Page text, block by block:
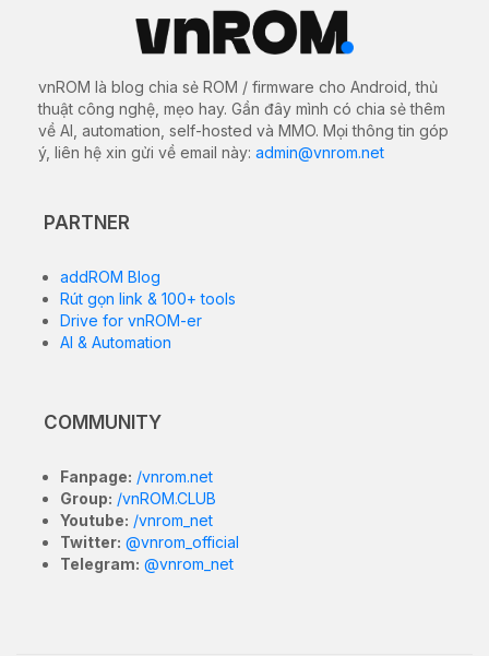
vnROM là blog chia sẻ ROM / firmware cho Android, thủ
thuật công nghệ, mẹo hay. Gần đây mình có chia sẻ thêm
về AI, automation, self-hosted và MMO. Mọi thông tin góp
ý, liên hệ xin gửi về email này: admin@vnrom.net
PARTNER
addROM Blog
Rút gọn link & 100+ tools
Drive for vnROM-er
AI & Automation
COMMUNITY
Fanpage: /vnrom.net
Group: /vnROM.CLUB
Youtube: /vnrom_net
Twitter: @vnrom_official
Telegram: @vnrom_net